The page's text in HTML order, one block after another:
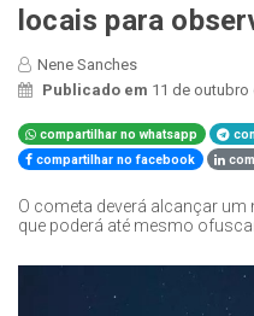
locais para
Nene Sanches
Publicado em 11 de outubro
compartilhar no whatsapp
compartilhar no facebook
O cometa deverá alcançar um
que poderá até mesmo